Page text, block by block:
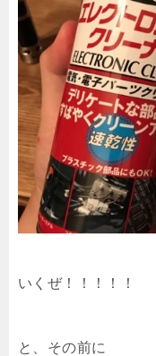
いくぜ！！！！！
と、その前に